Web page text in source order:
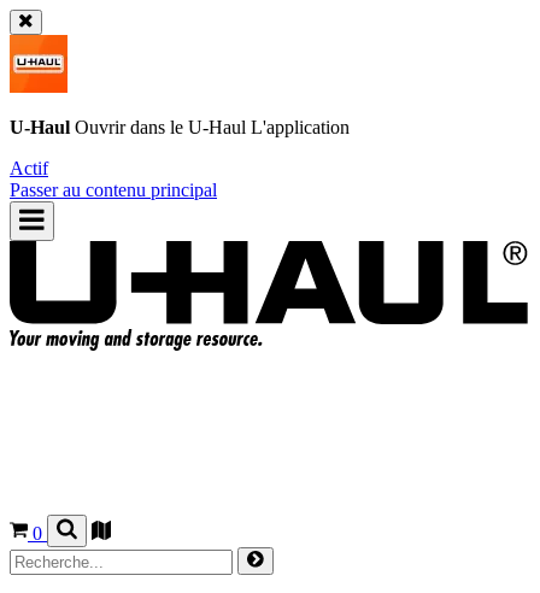
U-Haul Ouvrir dans le U-Haul L'application
Actif
Passer au contenu principal
0